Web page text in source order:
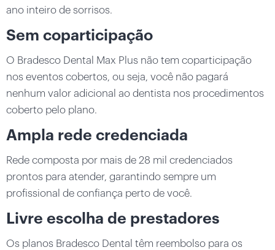
ano inteiro de sorrisos.
Sem coparticipação
O Bradesco Dental Max Plus não tem coparticipação
nos eventos cobertos, ou seja, você não pagará
nenhum valor adicional ao dentista nos procedimentos
coberto pelo plano.
Ampla rede credenciada
Rede composta por mais de 28 mil credenciados
prontos para atender, garantindo sempre um
profissional de confiança perto de você.
Livre escolha de prestadores
Os planos Bradesco Dental têm reembolso para os